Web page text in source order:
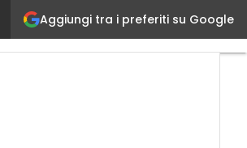
Aggiungi tra i preferiti su Google
le prossime tappeUltimi
articoli
AI